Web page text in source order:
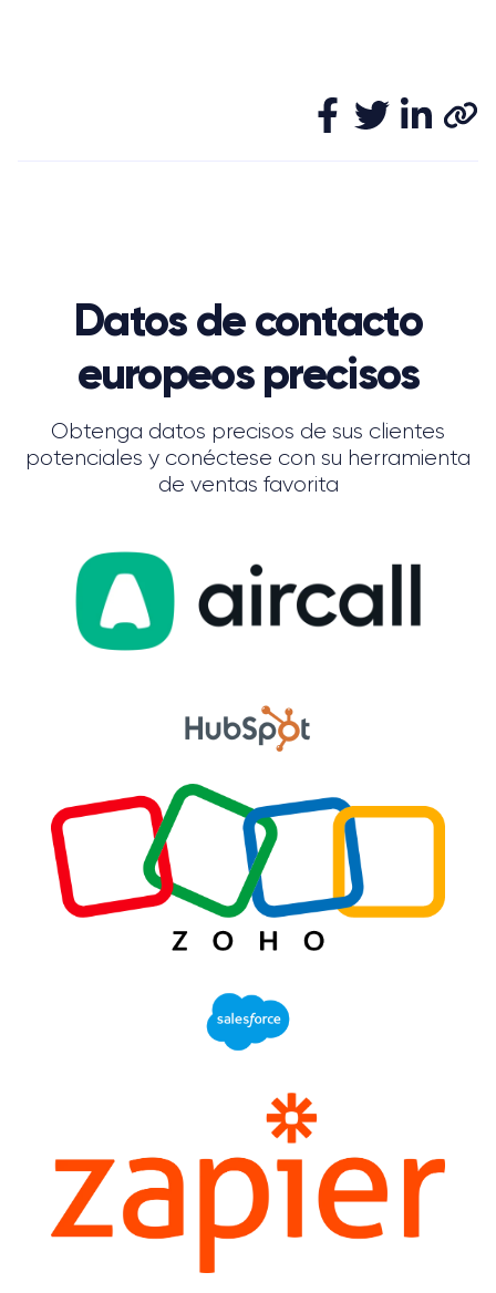
Datos de contacto
europeos precisos
Obtenga datos precisos de sus clientes
potenciales y conéctese con su herramienta
de ventas favorita